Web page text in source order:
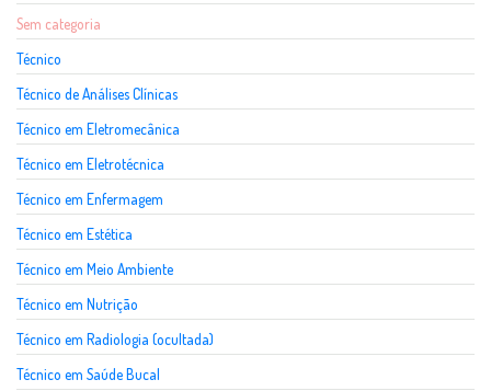
Sem categoria
Técnico
Técnico de Análises Clínicas
Técnico em Eletromecânica
Técnico em Eletrotécnica
Técnico em Enfermagem
Técnico em Estética
Técnico em Meio Ambiente
Técnico em Nutrição
Técnico em Radiologia (ocultada)
Técnico em Saúde Bucal